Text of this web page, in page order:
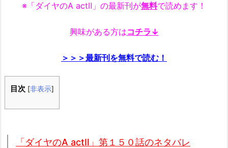
※「ダイヤのA actⅡ」の最新刊が無料で読めます！
興味がある方はコチラ↓
＞＞＞最新刊を無料で読む！
目次 [非表示]
「ダイヤのA actⅡ」第１５０話のネタバレ